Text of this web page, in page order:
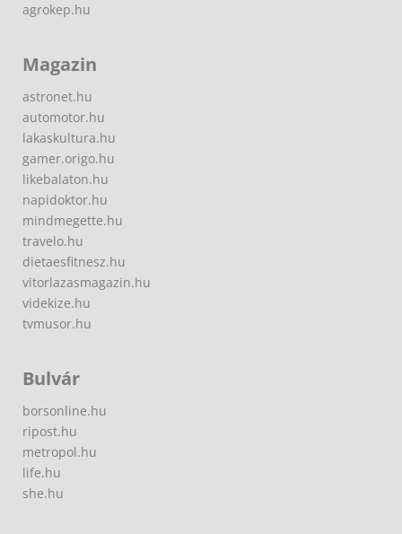
agrokep.hu
Magazin
astronet.hu
automotor.hu
lakaskultura.hu
gamer.origo.hu
likebalaton.hu
napidoktor.hu
mindmegette.hu
travelo.hu
dietaesfitnesz.hu
vitorlazasmagazin.hu
videkize.hu
tvmusor.hu
Bulvár
borsonline.hu
ripost.hu
metropol.hu
life.hu
she.hu